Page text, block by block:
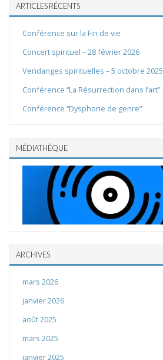
ARTICLES RÉCENTS
Conférence sur la Fin de vie
Concert spirituel – 28 février 2026
Vendanges spirituelles – 5 octobre 2025
Conférence “La Résurrection dans l’art”
Conférence “Dysphorie de genre”
MÉDIATHÈQUE
ARCHIVES
mars 2026
janvier 2026
août 2025
mars 2025
janvier 2025